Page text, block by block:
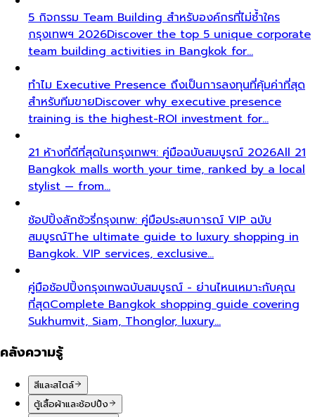
5 กิจกรรม Team Building สำหรับองค์กรที่ไม่ซ้ำใคร
กรุงเทพฯ 2026Discover the top 5 unique corporate
team building activities in Bangkok for…
ทำไม Executive Presence ถึงเป็นการลงทุนที่คุ้มค่าที่สุด
สำหรับทีมขายDiscover why executive presence
training is the highest-ROI investment for…
21 ห้างที่ดีที่สุดในกรุงเทพฯ: คู่มือฉบับสมบูรณ์ 2026All 21
Bangkok malls worth your time, ranked by a local
stylist — from…
ช้อปปิ้งลักชัวรี่กรุงเทพ: คู่มือประสบการณ์ VIP ฉบับ
สมบูรณ์The ultimate guide to luxury shopping in
Bangkok. VIP services, exclusive…
คู่มือช้อปปิ้งกรุงเทพฉบับสมบูรณ์ - ย่านไหนเหมาะกับคุณ
ที่สุดComplete Bangkok shopping guide covering
Sukhumvit, Siam, Thonglor, luxury…
คลังความรู้
สีและสไตล์
ตู้เสื้อผ้าและช้อปปิ้ง